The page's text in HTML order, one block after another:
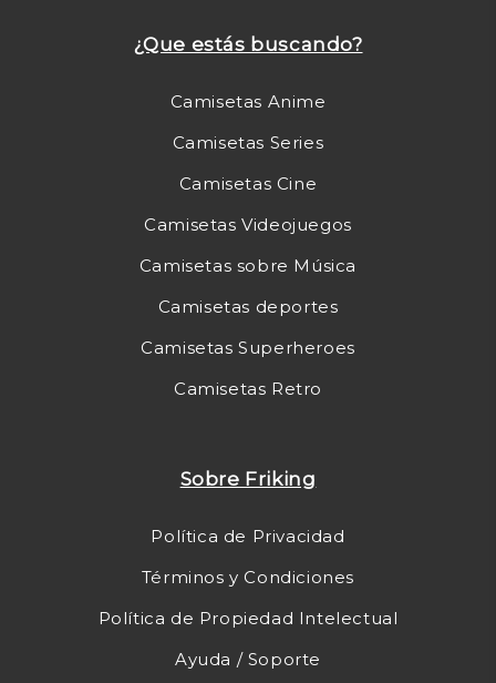
¿Que estás buscando?
Camisetas Anime
Camisetas Series
Camisetas Cine
Camisetas Videojuegos
Camisetas sobre Música
Camisetas deportes
Camisetas Superheroes
Camisetas Retro
Sobre Friking
Política de Privacidad
Términos y Condiciones
Política de Propiedad Intelectual
Ayuda / Soporte